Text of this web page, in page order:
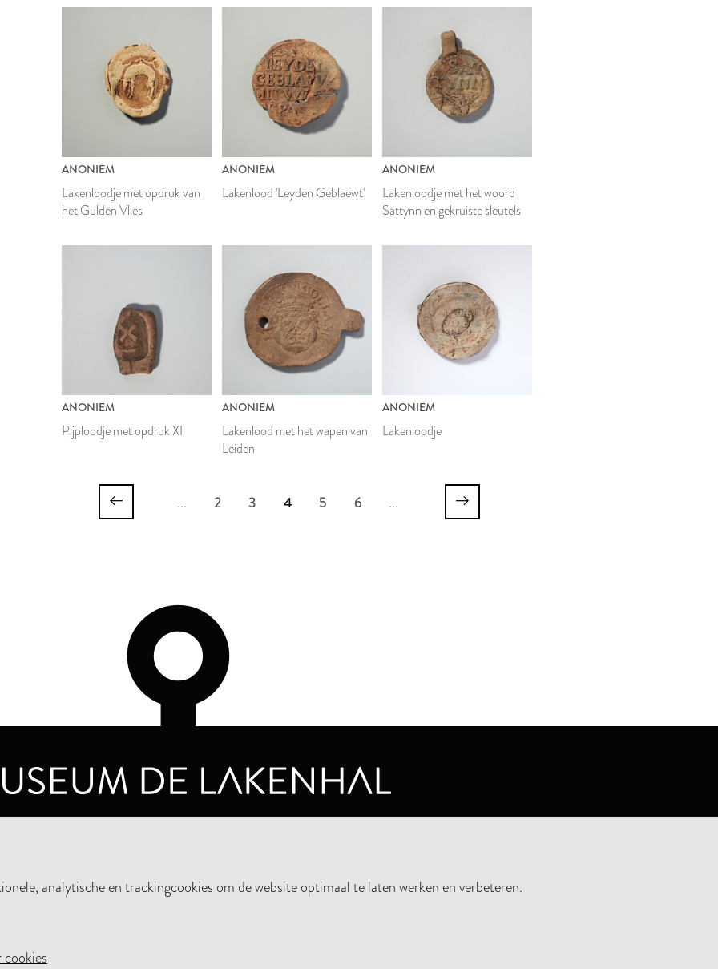
ANONIEM
Lakenloodje met opdruk van
het Gulden Vlies
ANONIEM
Lakenlood 'Leyden Geblaewt'
ANONIEM
Lakenloodje met het woord
Sattynn en gekruiste sleutels
ANONIEM
Pijploodje met opdruk XI
ANONIEM
Lakenlood met het wapen van
Leiden
ANONIEM
Lakenloodje
... 2 3 4 5 6 ...
analytische en trackingcookies om de website optimaal te laten werken en verbeteren.
cookies